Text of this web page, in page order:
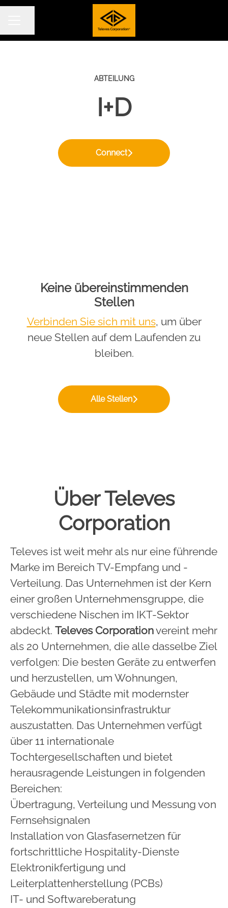
ABTEILUNG
I+D
Connect
Keine übereinstimmenden
Stellen
Verbinden Sie sich mit uns, um über
neue Stellen auf dem Laufenden zu
bleiben.
Alle Stellen
Über Televes
Corporation
Televes ist weit mehr als nur eine führende
Marke im Bereich TV-Empfang und -
Verteilung. Das Unternehmen ist der Kern
einer großen Unternehmensgruppe, die
verschiedene Nischen im IKT-Sektor
abdeckt. Televes Corporationvereint mehr
als 20 Unternehmen, die alle dasselbe Ziel
verfolgen: Die besten Geräte zu entwerfen
und herzustellen, um Wohnungen,
Gebäude und Städte mit modernster
Telekommunikationsinfrastruktur
auszustatten. Das Unternehmen verfügt
über 11 internationale
Tochtergesellschaften und bietet
herausragende Leistungen in folgenden
Bereichen:
Übertragung, Verteilung und Messung von
Fernsehsignalen
Installation von Glasfasernetzen für
fortschrittliche Hospitality-Dienste
Elektronikfertigung und
Leiterplattenherstellung (PCBs)
IT- und Softwareberatung